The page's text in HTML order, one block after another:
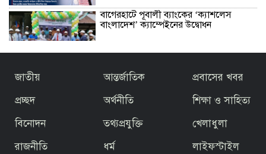
বাগেরহাটে পূবালী ব্যাংকের ‘ক্যাশলেস
বাংলাদেশ’ ক্যাম্পেইনের উদ্বোধন
বাজেটকে সময়োপযোগী ও জনকল্যাণমুখী
আখ্যা দিলেন মাওলানা এম.এ. করিম ইবনে
তৃতীয় ধাপে ফ্যামিলি কার্ড বিতরণ কার্যক্রমের
উদ্বোধন প্রধানমন্ত্রীর
জাতীয়
প্রচ্ছদ
বিনোদন
রাজনীতি
আন্তর্জাতিক
অর্থনীতি
তথ্যপ্রযুক্তি
ধর্ম
প্রবাসের খবর
শিক্ষা ও সাহিত্য
খেলাধুলা
লাইফস্টাইল